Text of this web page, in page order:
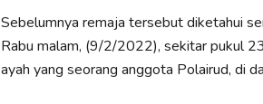
Sebelumnya remaja tersebut diketahui
Rabu malam, (9/2/2022), sekitar pukul
ayah yang seorang anggota Polairud, di